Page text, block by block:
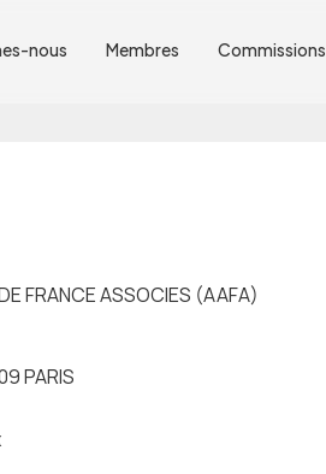
nous Membres Commissions
FRANCE ASSOCIES (AAFA)
PARIS